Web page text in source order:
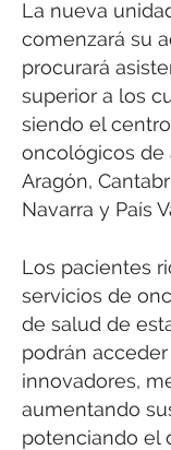
La nueva
comenzará su
procurará
superior a los
siendo el
oncológicos de
Aragón,
Navarra y País
Los pacientes
servicios de
de salud de
podrán
innovadores,
aumentando
potenciando el